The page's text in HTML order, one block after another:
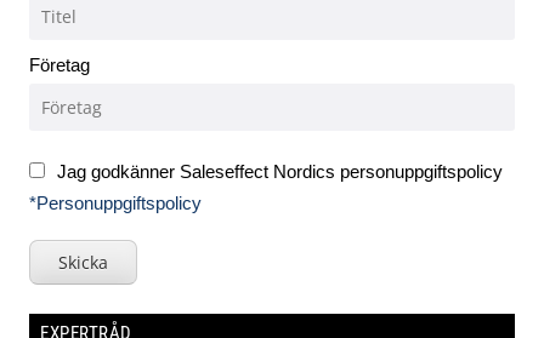
Företag
Jag godkänner Saleseffect Nordics personuppgiftspolicy
*Personuppgiftspolicy
Skicka